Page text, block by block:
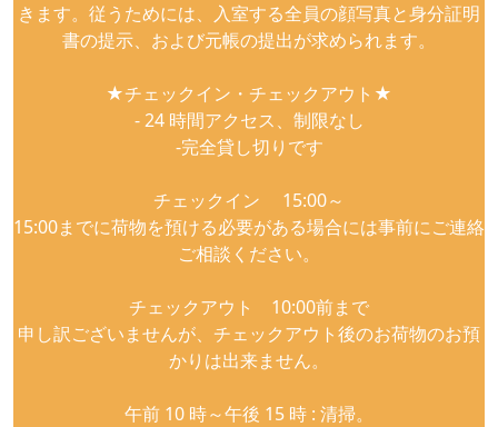
きます。従うためには、入室する全員の顔写真と身分証明
書の提示、および元帳の提出が求められます。
★チェックイン・チェックアウト★
- 24 時間アクセス、制限なし
-完全貸し切りです
チェックイン 15:00～
15:00までに荷物を預ける必要がある場合には事前にご連絡
ご相談ください。
チェックアウト 10:00前まで
申し訳ございませんが、チェックアウト後のお荷物のお預
かりは出来ません。
午前 10 時～午後 15 時 : 清掃。